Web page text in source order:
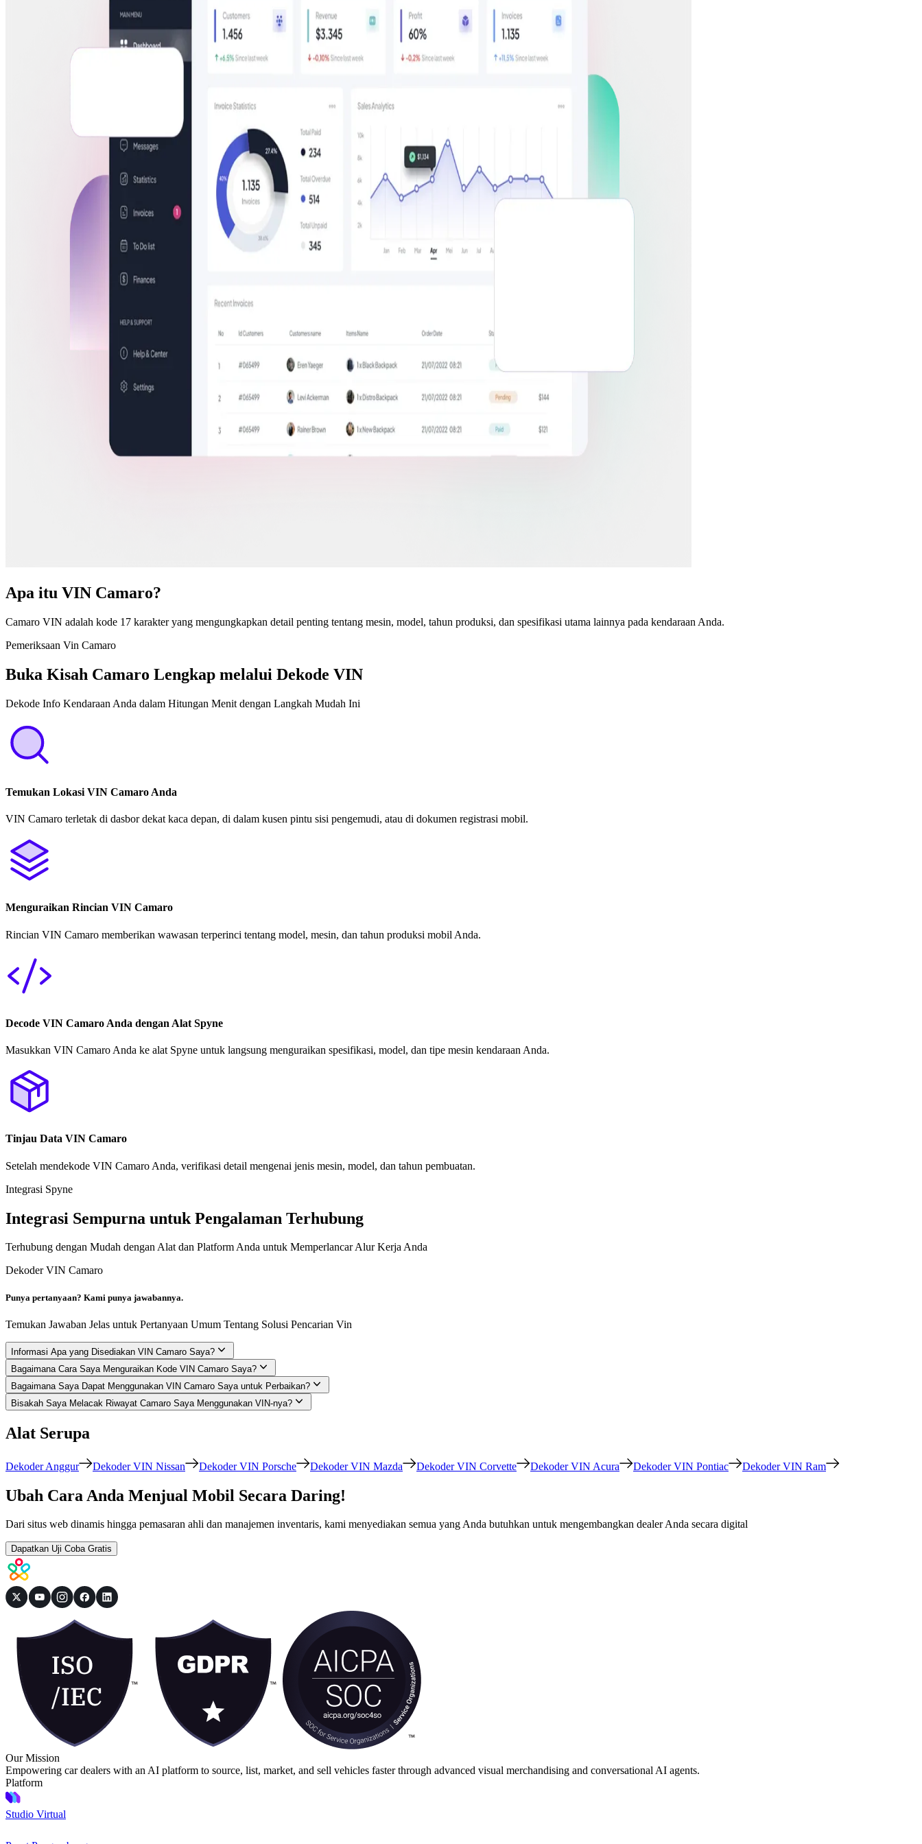
Apa itu VIN Camaro?
Camaro VIN adalah kode 17 karakter yang mengungkapkan detail penting tentang mesin, model, tahun produksi, dan spesifikasi utama lainnya pada kendaraan Anda.
Pemeriksaan Vin Camaro
Buka Kisah Camaro Lengkap melalui Dekode VIN
Dekode Info Kendaraan Anda dalam Hitungan Menit dengan Langkah Mudah Ini
Temukan Lokasi VIN Camaro Anda
VIN Camaro terletak di dasbor dekat kaca depan, di dalam kusen pintu sisi pengemudi, atau di dokumen registrasi mobil.
Menguraikan Rincian VIN Camaro
Rincian VIN Camaro memberikan wawasan terperinci tentang model, mesin, dan tahun produksi mobil Anda.
Decode VIN Camaro Anda dengan Alat Spyne
Masukkan VIN Camaro Anda ke alat Spyne untuk langsung menguraikan spesifikasi, model, dan tipe mesin kendaraan Anda.
Tinjau Data VIN Camaro
Setelah mendekode VIN Camaro Anda, verifikasi detail mengenai jenis mesin, model, dan tahun pembuatan.
Integrasi Spyne
Integrasi Sempurna untuk Pengalaman Terhubung
Terhubung dengan Mudah dengan Alat dan Platform Anda untuk Memperlancar Alur Kerja Anda
Dekoder VIN Camaro
Punya pertanyaan? Kami punya jawabannya.
Temukan Jawaban Jelas untuk Pertanyaan Umum Tentang Solusi Pencarian Vin
Informasi Apa yang Disediakan VIN Camaro Saya?
Bagaimana Cara Saya Menguraikan Kode VIN Camaro Saya?
Bagaimana Saya Dapat Menggunakan VIN Camaro Saya untuk Perbaikan?
Bisakah Saya Melacak Riwayat Camaro Saya Menggunakan VIN-nya?
Alat Serupa
Dekoder Anggur Dekoder VIN Nissan Dekoder VIN Porsche Dekoder VIN Mazda Dekoder VIN Corvette Dekoder VIN Acura Dekoder VIN Pontiac Dekoder VIN Ram
Ubah Cara Anda Menjual Mobil Secara Daring!
Dari situs web dinamis hingga pemasaran ahli dan manajemen inventaris, kami menyediakan semua yang Anda butuhkan untuk mengembangkan dealer Anda secara digital
Dapatkan Uji Coba Gratis
Our Mission
Empowering car dealers with an AI platform to source, list, market, and sell vehicles faster through advanced visual merchandising and conversational AI agents.
Platform
Studio Virtual